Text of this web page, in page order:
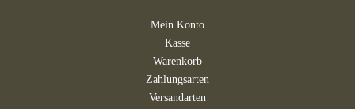
Mein Konto
Kasse
Warenkorb
Zahlungsarten
Versandarten